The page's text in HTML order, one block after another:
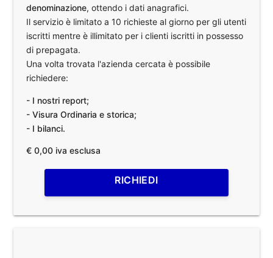
denominazione, ottendo i dati anagrafici.
Il servizio è limitato a 10 richieste al giorno per gli utenti
iscritti mentre è illimitato per i clienti iscritti in possesso
di prepagata.
Una volta trovata l'azienda cercata è possibile
richiedere:
- I nostri report;
- Visura Ordinaria e storica;
- I bilanci.
€ 0,00 iva esclusa
RICHIEDI